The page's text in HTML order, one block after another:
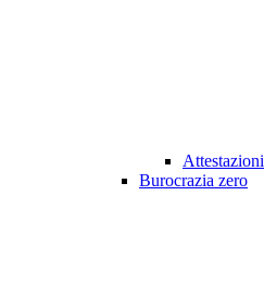
Burocrazia zero